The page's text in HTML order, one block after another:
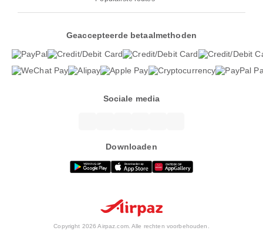
Geaccepteerde betaalmethoden
Sociale media
Downloaden
Copyright 2026 Airpaz.com. Alle rechten voorbehouden.